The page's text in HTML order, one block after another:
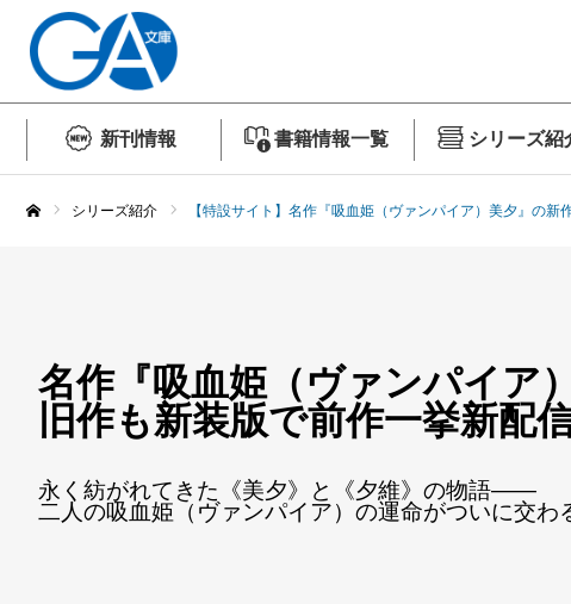
新刊情報 書籍情報一覧 シリーズ紹
シリーズ紹介 【特設サイト】名作『吸血姫（ヴァンパイア）美夕』の新
名作『吸血姫（ヴァンパイア
旧作も新装版で前作一挙新配
永く紡がれてきた《美夕》と《夕維》の物語――
二人の吸血姫（ヴァンパイア）の運命がついに交わ